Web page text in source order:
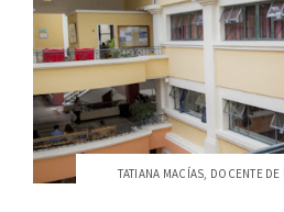
TATIANA MACÍAS, DOCENTE